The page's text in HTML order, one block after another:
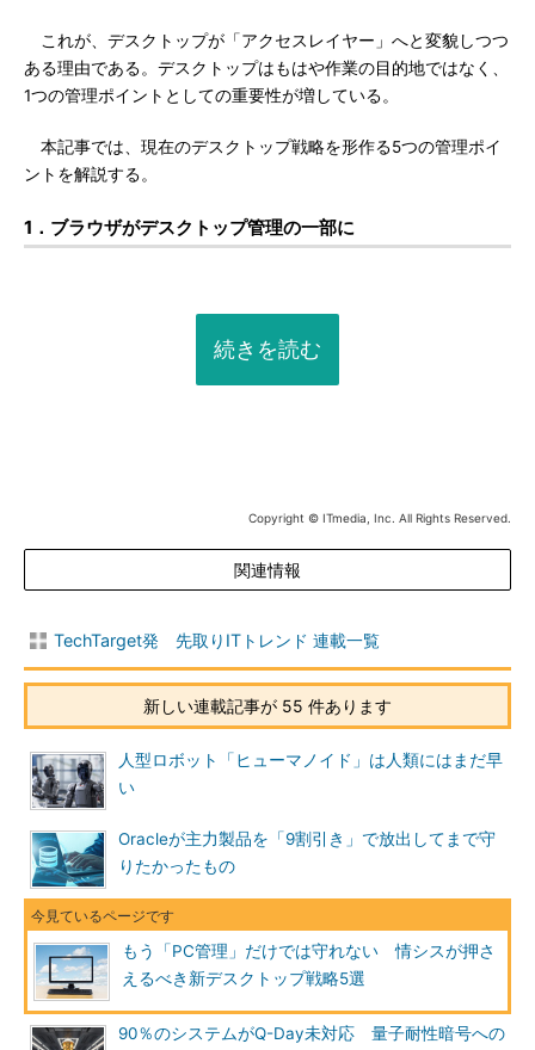
これが、デスクトップが「アクセスレイヤー」へと変貌しつつ
ある理由である。デスクトップはもはや作業の目的地ではなく、
1つの管理ポイントとしての重要性が増している。
本記事では、現在のデスクトップ戦略を形作る5つの管理ポイ
ントを解説する。
1．ブラウザがデスクトップ管理の一部に
続きを読む
Copyright © ITmedia, Inc. All Rights Reserved.
関連情報
TechTarget発 先取りITトレンド 連載一覧
新しい連載記事が 55 件あります
人型ロボット「ヒューマノイド」は人類にはまだ早
い
Oracleが主力製品を「9割引き」で放出してまで守
りたかったもの
もう「PC管理」だけでは守れない 情シスが押さ
えるべき新デスクトップ戦略5選
90％のシステムがQ-Day未対応 量子耐性暗号への